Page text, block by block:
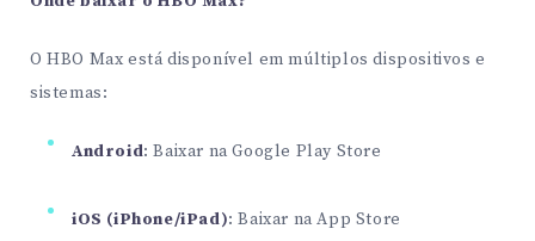
O HBO Max está disponível em múltiplos dispositivos e
sistemas:
Android:Baixar na Google Play Store
iOS (iPhone/iPad):Baixar na App Store